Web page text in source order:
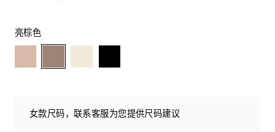
亮棕色
女款尺码，联系客服为您提供尺码建议